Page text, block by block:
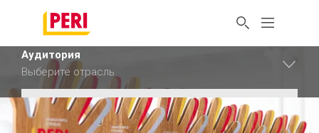
Аудитория
Выберите отрасль
Аудитория
Промышленность